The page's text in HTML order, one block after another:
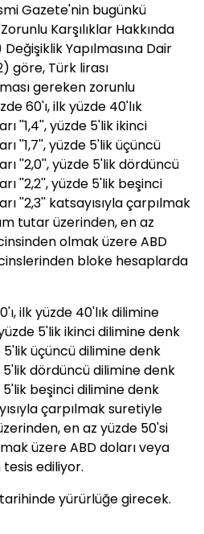
Gazete'nin bugünkü
Karşılıklar Hakkında
Yapılmasına Dair
göre, Türk lirası
gereken zorunlu
60'ı, ilk yüzde 40'lık
''1,4'', yüzde 5'lik ikinci
''1,7'', yüzde 5'lik üçüncü
''2,0'', yüzde 5'lik dördüncü
''2,2'', yüzde 5'lik beşinci
''2,3'' katsayısıyla çarpılmak
tutar üzerinden, en az
olmak üzere ABD
bloke hesaplarda
ilk yüzde 40'lık dilimine
5'lik ikinci dilimine denk
5'lik üçüncü dilimine denk
5'lik dördüncü dilimine denk
5'lik beşinci dilimine denk
çarpılmak suretiyle
en az yüzde 50'si
üzere ABD doları veya
ediliyor.
yürürlüğe girecek.